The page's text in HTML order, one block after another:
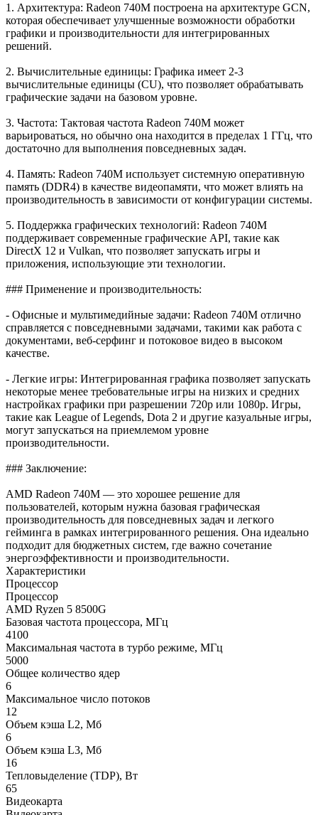
1. Архитектура: Radeon 740M построена на архитектуре GCN,
которая обеспечивает улучшенные возможности обработки
графики и производительности для интегрированных
решений.
2. Вычислительные единицы: Графика имеет 2-3
вычислительные единицы (CU), что позволяет обрабатывать
графические задачи на базовом уровне.
3. Частота: Тактовая частота Radeon 740M может
варьироваться, но обычно она находится в пределах 1 ГГц, что
достаточно для выполнения повседневных задач.
4. Память: Radeon 740M использует системную оперативную
память (DDR4) в качестве видеопамяти, что может влиять на
производительность в зависимости от конфигурации системы.
5. Поддержка графических технологий: Radeon 740M
поддерживает современные графические API, такие как
DirectX 12 и Vulkan, что позволяет запускать игры и
приложения, использующие эти технологии.
### Применение и производительность:
- Офисные и мультимедийные задачи: Radeon 740M отлично
справляется с повседневными задачами, такими как работа с
документами, веб-серфинг и потоковое видео в высоком
качестве.
- Легкие игры: Интегрированная графика позволяет запускать
некоторые менее требовательные игры на низких и средних
настройках графики при разрешении 720p или 1080p. Игры,
такие как League of Legends, Dota 2 и другие казуальные игры,
могут запускаться на приемлемом уровне
производительности.
### Заключение:
AMD Radeon 740M — это хорошее решение для
пользователей, которым нужна базовая графическая
производительность для повседневных задач и легкого
гейминга в рамках интегрированного решения. Она идеально
подходит для бюджетных систем, где важно сочетание
энергоэффективности и производительности.
Характеристики
Процессор
Процессор
AMD Ryzen 5 8500G
Базовая частота процессора, МГц
4100
Максимальная частота в турбо режиме, МГц
5000
Общее количество ядер
6
Максимальное число потоков
12
Объем кэша L2, Мб
6
Объем кэша L3, Мб
16
Тепловыделение (TDP), Вт
65
Видеокарта